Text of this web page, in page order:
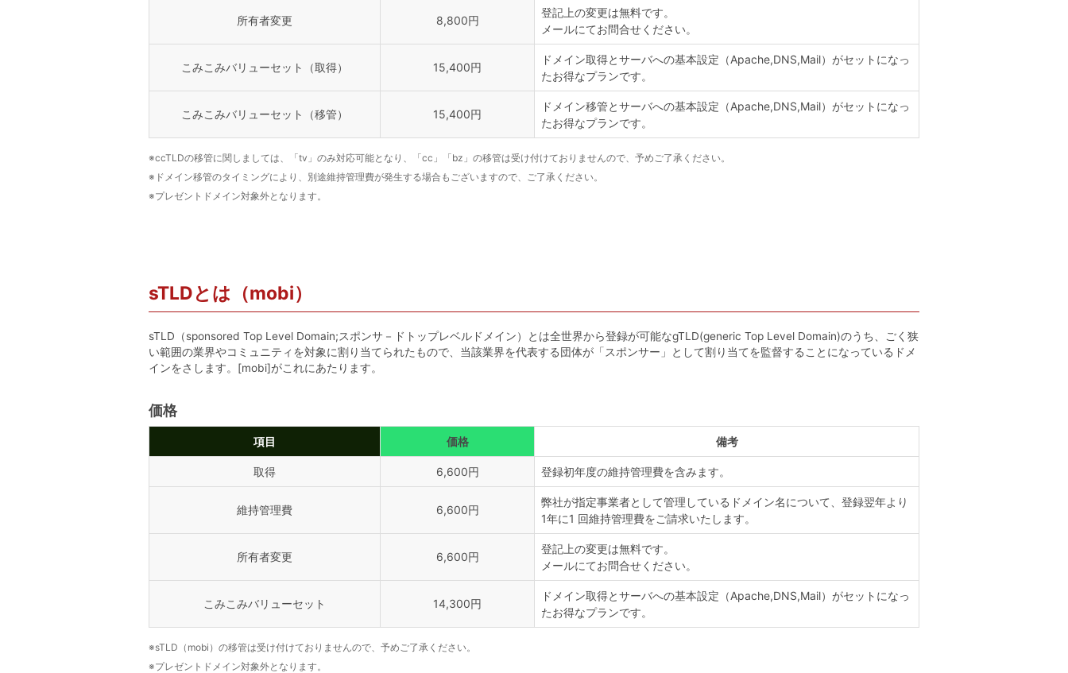
所有者変更 8,800円
登記上の変更は無料です。
メールにてお問合せください。
こみこみバリューセット（取得） 15,400円
ドメイン取得とサーバへの基本設定（Apache,DNS,Mail）がセットになっ
たお得なプランです。
こみこみバリューセット（移管） 15,400円
ドメイン移管とサーバへの基本設定（Apache,DNS,Mail）がセットになっ
たお得なプランです。
※ccTLDの移管に関しましては、「tv」のみ対応可能となり、「cc」「bz」の移管は受け付けておりませんので、予めご了承ください。
※ドメイン移管のタイミングにより、別途維持管理費が発生する場合もございますので、ご了承ください。
※プレゼントドメイン対象外となります。
sTLDとは（mobi）
sTLD（sponsored Top Level Domain;スポンサ－ドトップレベルドメイン）とは全世界から登録が可能なgTLD(generic Top Level Domain)のうち、ごく狭
い範囲の業界やコミュニティを対象に割り当てられたもので、当該業界を代表する団体が「スポンサー」として割り当てを監督することになっているドメ
インをさします。[mobi]がこれにあたります。
価格
項目 価格 備考
取得 6,600円 登録初年度の維持管理費を含みます。
維持管理費 6,600円
弊社が指定事業者として管理しているドメイン名について、登録翌年より
1年に1 回維持管理費をご請求いたします。
所有者変更 6,600円
登記上の変更は無料です。
メールにてお問合せください。
こみこみバリューセット 14,300円
ドメイン取得とサーバへの基本設定（Apache,DNS,Mail）がセットになっ
たお得なプランです。
※sTLD（mobi）の移管は受け付けておりませんので、予めご了承ください。
※プレゼントドメイン対象外となります。